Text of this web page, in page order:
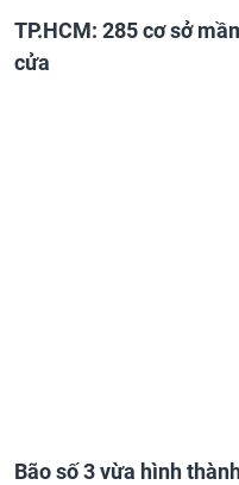
TP.HCM: 285 cơ sở
cửa
Bão số 3 vừa hình